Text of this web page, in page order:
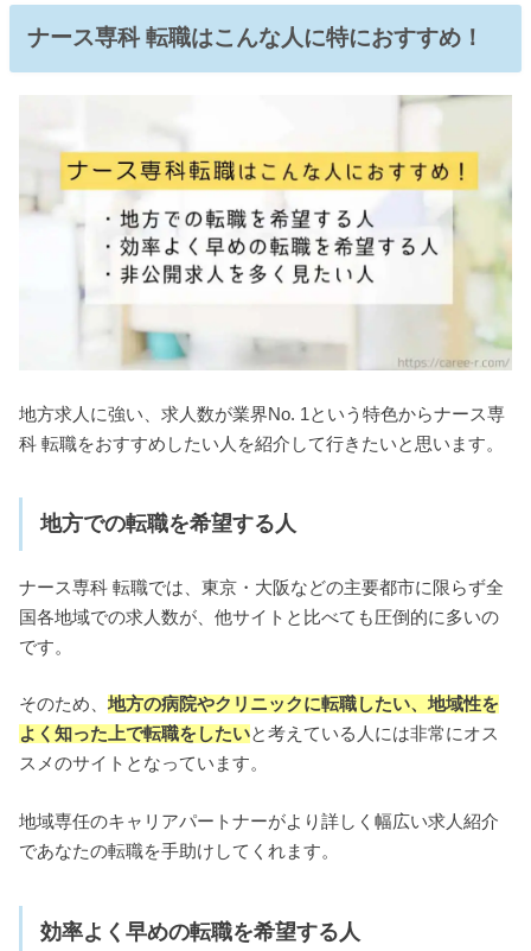
ナース専科 転職はこんな人に特におすすめ！
地方求人に強い、求人数が業界No. 1という特色からナース専
科 転職をおすすめしたい人を紹介して行きたいと思います。
地方での転職を希望する人
ナース専科 転職では、東京・大阪などの主要都市に限らず全
国各地域での求人数が、他サイトと比べても圧倒的に多いの
です。
そのため、地方の病院やクリニックに転職したい、地域性を
よく知った上で転職をしたいと考えている人には非常にオス
スメのサイトとなっています。
地域専任のキャリアパートナーがより詳しく幅広い求人紹介
であなたの転職を手助けしてくれます。
効率よく早めの転職を希望する人